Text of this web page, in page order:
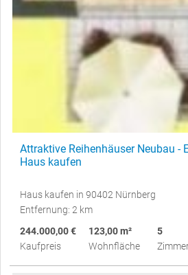
Attraktive Reihenhäuser Neubau -
Haus kaufen
Haus kaufen in 90402 Nürnberg
Entfernung: 2 km
244.000,00 €
Kaufpreis
123,00 m²
Wohnfläche
5